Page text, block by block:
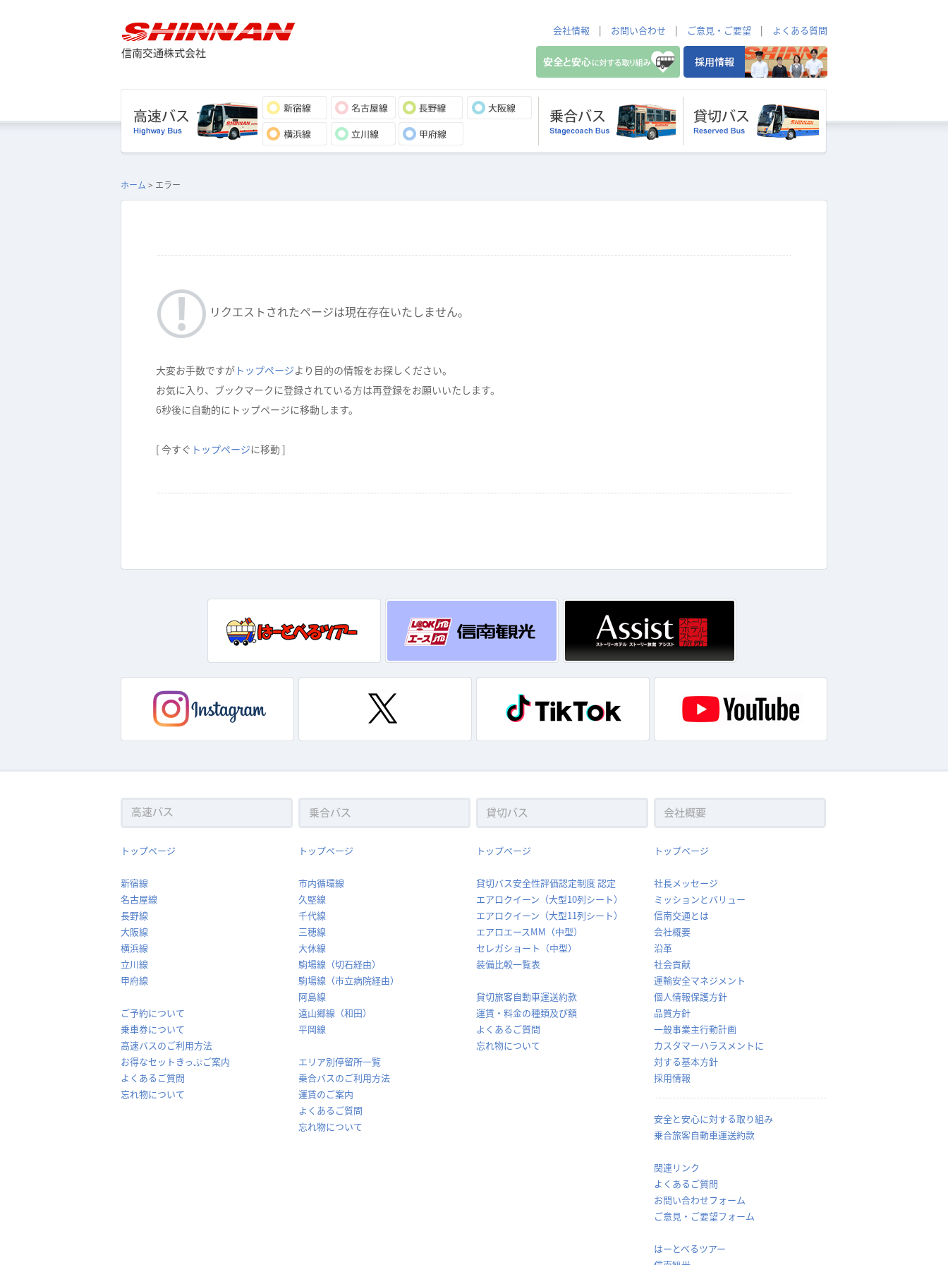
会社情報 | お問い合わせ | ご意見・ご要望 | よくある質問
ホーム > エラー
リクエストされたページは現在存在いたしません。
大変お手数ですが トップページより目的の情報をお探しください。
お気に入り、ブックマークに登録されている方は再登録をお願いいたします。
5秒後に自動的にトップページに移動します。
[ 今すぐ トップページに移動 ]
トップページ
新宿線
名古屋線
長野線
大阪線
横浜線
立川線
甲府線
ご予約について
乗車券について
高速バスのご利用方法
お得なセットきっぷご案内
よくあるご質問
忘れ物について
トップページ
市内循環線
久堅線
千代線
三穂線
大休線
駒場線（切石経由）
駒場線（市立病院経由）
阿島線
遠山郷線（和田）
平岡線
エリア別停留所一覧
乗合バスのご利用方法
運賃のご案内
よくあるご質問
忘れ物について
トップページ
貸切バス安全性評価認定制度 認定
エアロクイーン（大型10列シート）
エアロクイーン（大型11列シート）
エアロエースMM（中型）
セレガショート（中型）
装備比較一覧表
貸切旅客自動車運送約款
運賃・料金の種類及び額
よくあるご質問
忘れ物について
トップページ
社長メッセージ
ミッションとバリュー
信南交通とは
会社概要
沿革
社会貢献
運輸安全マネジメント
個人情報保護方針
品質方針
一般事業主行動計画
カスタマーハラスメントに
対する基本方針
採用情報
安全と安心に対する取り組み
乗合旅客自動車運送約款
関連リンク
よくあるご質問
お問い合わせフォーム
ご意見・ご要望フォーム
はーとべるツアー